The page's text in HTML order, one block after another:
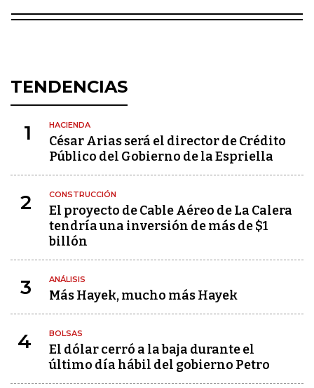
TENDENCIAS
1 HACIENDA
César Arias será el director de Crédito
Público del Gobierno de la Espriella
2 CONSTRUCCIÓN
El proyecto de Cable Aéreo de La Calera
tendría una inversión de más de $1
billón
3 ANÁLISIS
Más Hayek, mucho más Hayek
4 BOLSAS
El dólar cerró a la baja durante el
último día hábil del gobierno Petro